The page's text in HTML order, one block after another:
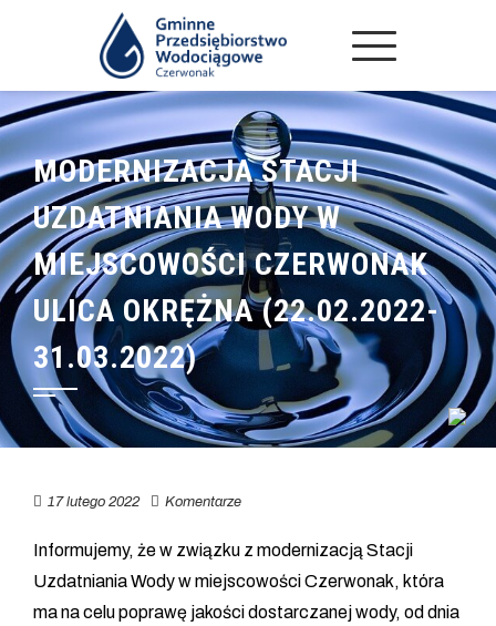
MODERNIZACJA STACJI
UZDATNIANIA WODY W
MIEJSCOWOŚCI CZERWONAK
ULICA OKRĘŻNA (22.02.2022-
31.03.2022)
17 lutego 2022 Komentarze
Informujemy, że w związku z modernizacją Stacji
Uzdatniania Wody w miejscowości Czerwonak, która
ma na celu poprawę jakości dostarczanej wody, od dnia